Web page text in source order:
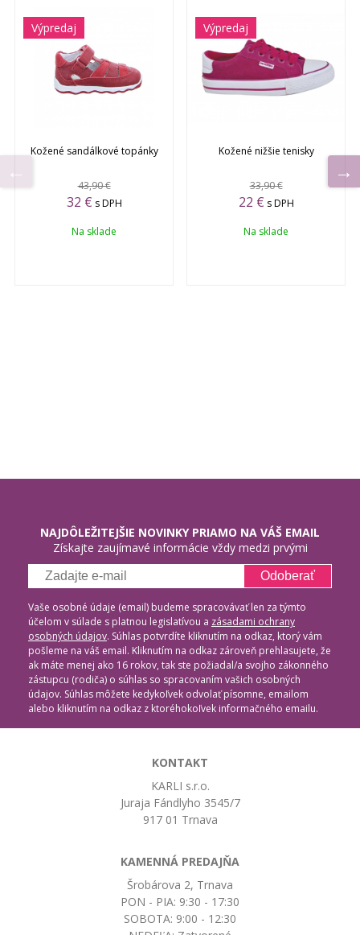
Výpredaj
Kožené sandálkové topánky
43,90 €
32 € s DPH
Na sklade
Výpredaj
Kožené nižšie tenisky
33,90 €
22 € s DPH
Na sklade
NAJDÔLEŽITEJŠIE NOVINKY PRIAMO NA VÁŠ EMAIL
Získajte zaujímavé informácie vždy medzi prvými
Odoberať
Vaše osobné údaje (email) budeme spracovávať len za týmto
účelom v súlade s platnou legislatívou a zásadami ochrany
osobných údajov. Súhlas potvrdíte kliknutím na odkaz, ktorý vám
pošleme na váš email. Kliknutím na odkaz zároveň prehlasujete, že
ak máte menej ako 16 rokov, tak ste požiadal/a svojho zákonného
zástupcu (rodiča) o súhlas so spracovaním vašich osobných
údajov. Súhlas môžete kedykoľvek odvolať písomne, emailom
alebo kliknutím na odkaz z ktoréhokoľvek informačného emailu.
KONTAKT
KARLI s.r.o.
Juraja Fándlyho 3545/7
917 01 Trnava
KAMENNÁ PREDAJŇA
Šrobárova 2, Trnava
PON - PIA: 9:30 - 17:30
SOBOTA: 9:00 - 12:30